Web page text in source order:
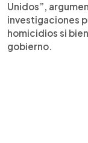
Unidos”,
investigaciones
homicidios si
gobierno.